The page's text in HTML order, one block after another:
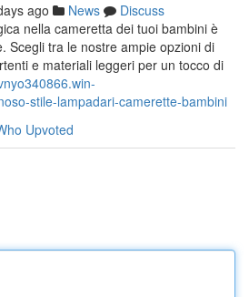
ago News
Discuss
nella cameretta dei tuoi bambini è
Scegli tra le nostre ampie opzioni di
e materiali leggeri per un tocco di
stile-lampadari-camerette-bambini
Upvoted